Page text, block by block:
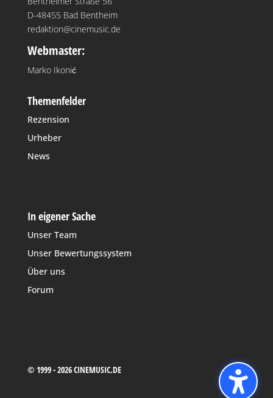
D-48455 Bad Bentheim
redaktion@cinemusic.de
Webmaster:
Marko Ikonić
Themenfelder
Rezension
Urheber
News
In eigener Sache
Unser Team
Unser Bewertungssystem
Über uns
Forum
© 1999 - 2026 CINEMUSIC.DE